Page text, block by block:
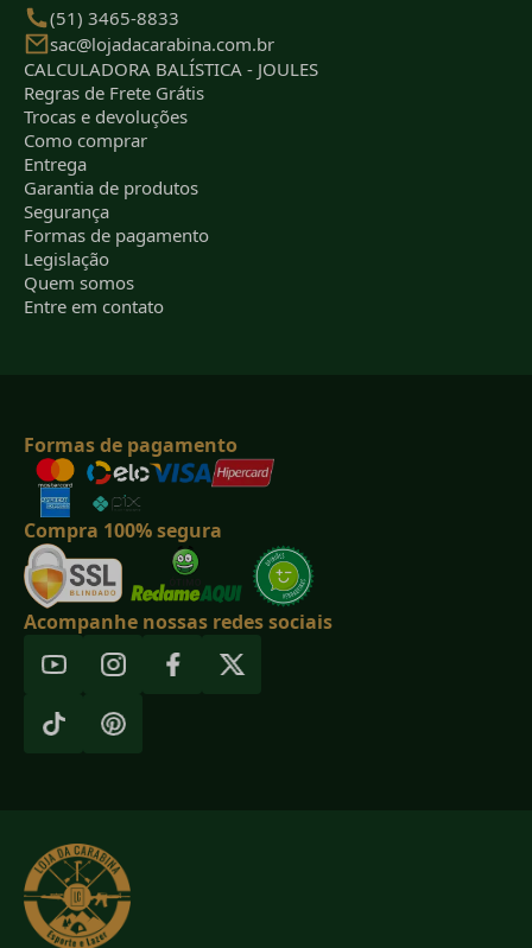
(51) 3465-8833
sac@lojadacarabina.com.br
CALCULADORA BALÍSTICA - JOULES
Regras de Frete Grátis
Trocas e devoluções
Como comprar
Entrega
Garantia de produtos
Segurança
Formas de pagamento
Legislação
Quem somos
Entre em contato
Formas de pagamento
Compra 100% segura
Acompanhe nossas redes sociais